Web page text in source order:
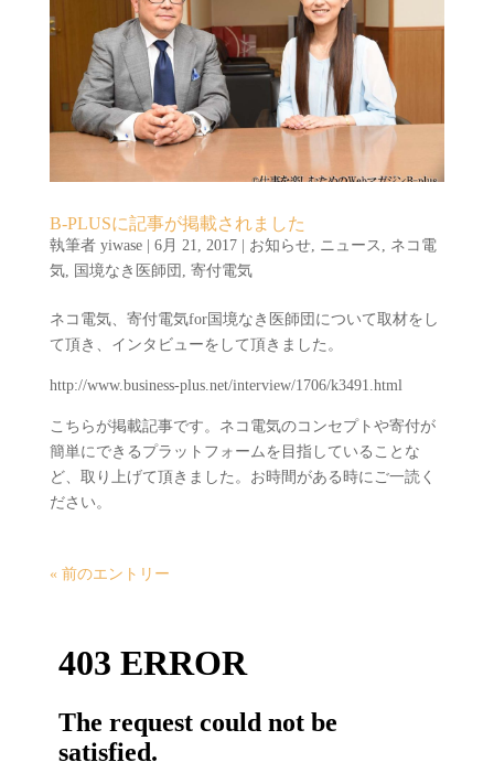
B-PLUSに記事が掲載されました
執筆者 yiwase| 6月 21, 2017| お知らせ, ニュース
ネコ電
気, 国境なき医師団 寄付電気
ネコ電気、寄付電気for国境なき医師団について取材をし
て頂き、インタビューをして頂きました。
http://www.business-plus.net/interview/1706/k3491.html
こちらが掲載記事です。ネコ電気のコンセプトや寄付が
簡単にできるプラットフォームを目指していることな
ど、取り上げて頂きました。お時間がある時にご一読く
ださい。
« 前のエントリー